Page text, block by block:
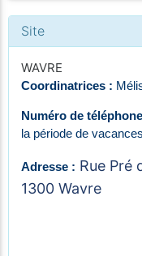
Site
WAVRE
Coordinatrices :
Numéro de
la période de vacances
Adresse : Rue Pré
1300 Wavre